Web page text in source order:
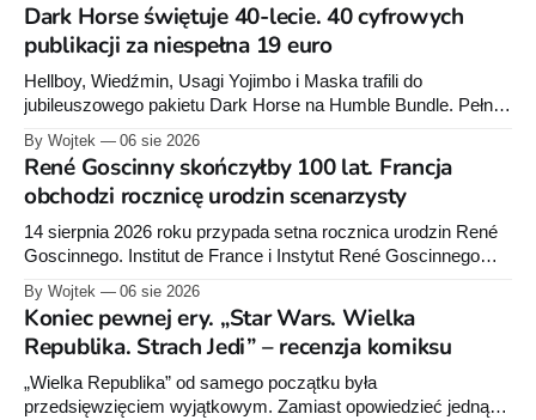
Dark Horse świętuje 40-lecie. 40 cyfrowych
publikacji za niespełna 19 euro
Hellboy, Wiedźmin, Usagi Yojimbo i Maska trafili do
jubileuszowego pakietu Dark Horse na Humble Bundle. Pełny
zestaw obejmuje 40 cyfrowych publikacji i kosztuje 18,71
euro. Oferta kończy się 13 sierpnia.
By Wojtek 06 sie 2026
René Goscinny skończyłby 100 lat. Francja
obchodzi rocznicę urodzin scenarzysty
14 sierpnia 2026 roku przypada setna rocznica urodzin René
Goscinnego. Institut de France i Instytut René Goscinnego
przygotowały obchody oraz premiery książek Pascala
Ory’ego i Catel.
By Wojtek 06 sie 2026
Koniec pewnej ery. „Star Wars. Wielka
Republika. Strach Jedi” – recenzja komiksu
„Wielka Republika” od samego początku była
przedsięwzięciem wyjątkowym. Zamiast opowiedzieć jedną